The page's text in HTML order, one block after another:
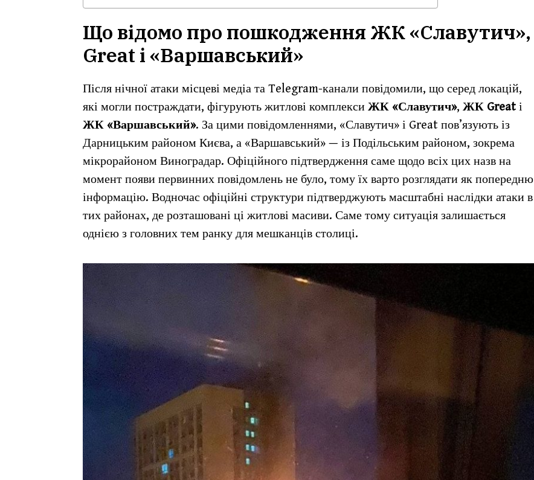
Що відомо про пошкодження ЖК «Славутич»,
Great і «Варшавський»
Після нічної атаки місцеві медіа та Telegram-канали повідомили, що серед локацій,
які могли постраждати, фігурують житлові комплекси ЖК «Славутич», ЖК Great і
ЖК «Варшавський». За цими повідомленнями, «Славутич» і Great пов’язують із
Дарницьким районом Києва, а «Варшавський» — із Подільським районом, зокрема
мікрорайоном Виноградар. Офіційного підтвердження саме щодо всіх цих назв на
момент появи первинних повідомлень не було, тому їх варто розглядати як попередню
інформацію. Водночас офіційні структури підтверджують масштабні наслідки атаки в
тих районах, де розташовані ці житлові масиви. Саме тому ситуація залишається
однією з головних тем ранку для мешканців столиці.